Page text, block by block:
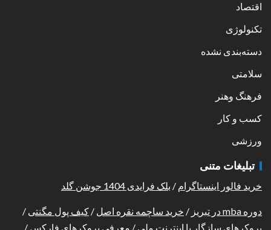
اقتصاد
تکنولوژی
دسته‌بندی نشده
سلامتی
فرهنگ وهنر
کسب و کار
ورزشی
تبلیغات متنی
خرید فالور اینستاگرام / بلک فرایدی 1404 جوشن گلد
دوره mba در تبریز / خرید ساچمه نقره اصل / کیف پول مگنتی /
بروکرهای سازگار با اینترنت ملی / معرفی بروکرهای فارکس /